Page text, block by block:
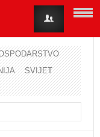
SVIJET